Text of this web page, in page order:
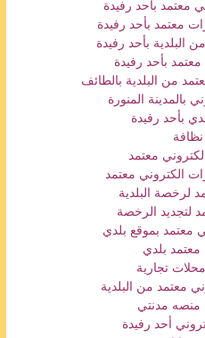
معتمد بأحد رفيدة
معتمد بأحد رفيدة
بأحد رفيدة
بأحد رفيدة
من البلدية بالطائف
بالمدينة المنورة
بأحد رفيدة
معتمد
الكتروني معتمد
لرخصة البلدية
لتجديد الرخصة
معتمد بموقع بلدي
بلدي
تجارية
معتمد من البلدية
منصه مدنتي
أحد رفيدة